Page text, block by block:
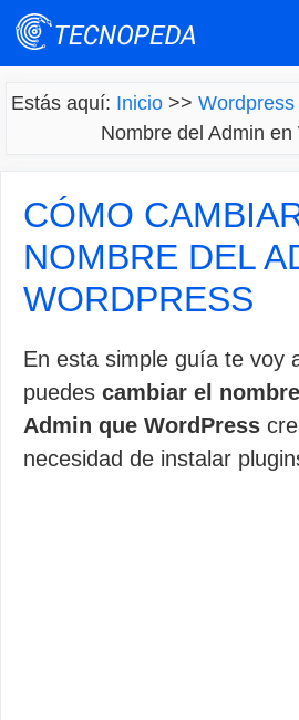
Saltar
Estás aquí: Inicio >> Wordpress
Nombre del Admin en
CÓMO
NOMBRE DEL
WORDPRESS
En esta simple guía te voy
puedes cambiar el
Admin que WordPress
necesidad de instalar